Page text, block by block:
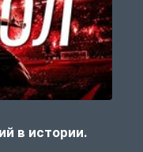
в истории.